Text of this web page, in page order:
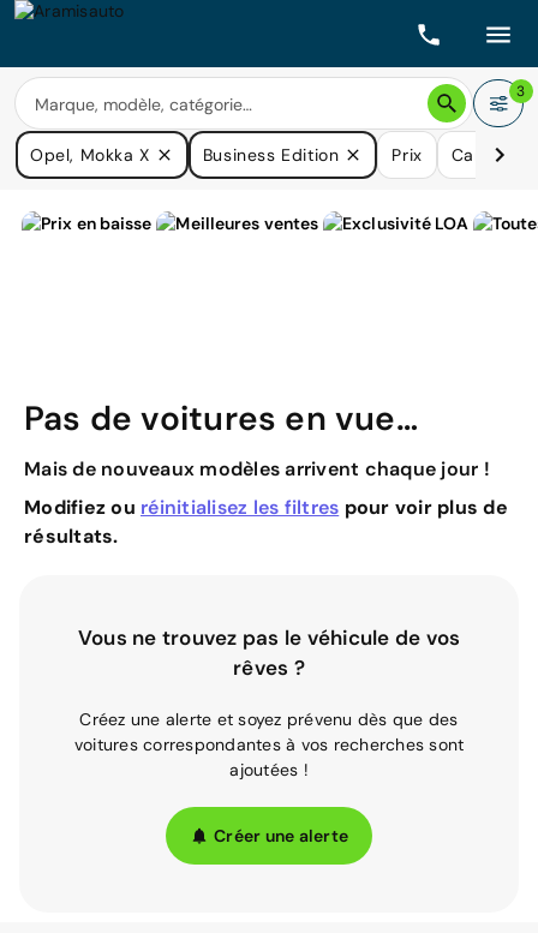
3
Opel, Mokka X Business Edition Prix
Pas de voitures en vue…
Mais de nouveaux modèles arrivent chaque jour !
Modifiez ou réinitialisez les filtres pour voir plus de
résultats.
Vous ne trouvez pas le véhicule de vos
rêves ?
Créez une alerte et soyez prévenu dès que des
voitures correspondantes à vos recherches sont
ajoutées !
Créer une alerte